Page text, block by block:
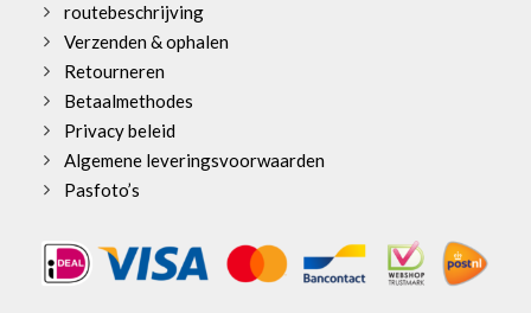
routebeschrijving
Verzenden & ophalen
Retourneren
Betaalmethodes
Privacy beleid
Algemene leveringsvoorwaarden
Pasfoto’s